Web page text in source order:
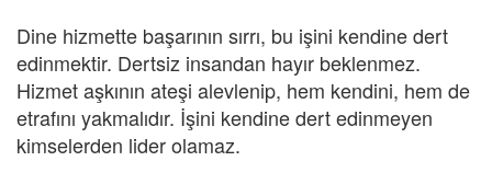
Dine hizmette başarının sırrı, bu işini kendine dert
edinmektir. Dertsiz insandan hayır beklenmez.
Hizmet aşkının ateşi alevlenip, hem kendini, hem de
etrafını yakmalıdır. İşini kendine dert edinmeyen
kimselerden lider olamaz.